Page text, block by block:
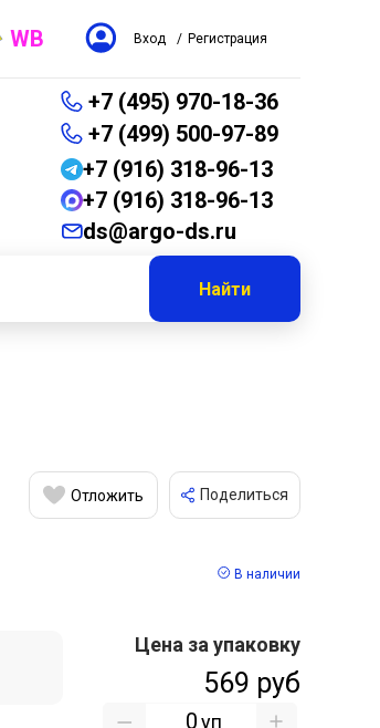
WB Вход / Регистрация
+7 (495) 970-18-36
+7 (499) 500-97-89
+7 (916) 318-96-13
+7 (916) 318-96-13
ds@argo-ds.ru
Найти
Отложить Поделиться
В наличии
Цена за упаковку
569 руб
уп